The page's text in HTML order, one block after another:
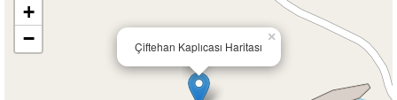
Çiftehan Kaplıcası Haritası
×
+
−